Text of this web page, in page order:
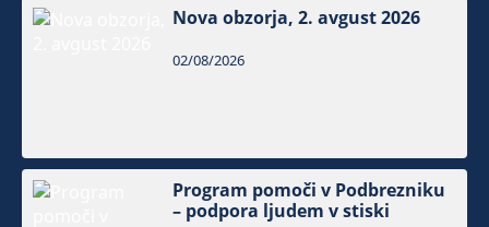
Nova obzorja, 2. avgust 2026
02/08/2026
Program pomoči v Podbrezniku
– podpora ljudem v stiski